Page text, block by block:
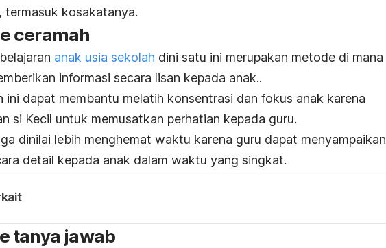
, termasuk kosakatanya.
ceramah
anak usia sekolah dini satu ini merupakan metode di mana
informasi secara lisan kepada anak..
ini dapat membantu melatih konsentrasi dan fokus anak karena
si Kecil untuk memusatkan perhatian kepada guru.
dinilai lebih menghemat waktu karena guru dapat menyampaikan
detail kepada anak dalam waktu yang singkat.
tanya jawab